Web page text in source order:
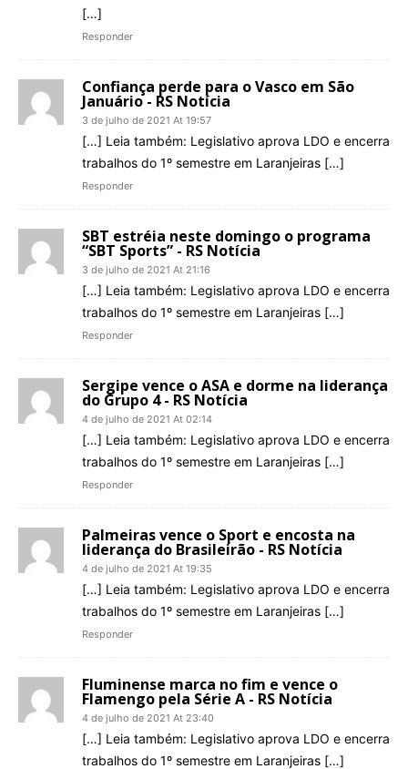
[…]
Responder
Confiança perde para o Vasco em São
Januário - RS Notícia
3 de julho de 2021 At 19:57
[…] Leia também: Legislativo aprova LDO e encerra
trabalhos do 1º semestre em Laranjeiras […]
Responder
SBT estréia neste domingo o programa
“SBT Sports” - RS Notícia
3 de julho de 2021 At 21:16
[…] Leia também: Legislativo aprova LDO e encerra
trabalhos do 1º semestre em Laranjeiras […]
Responder
Sergipe vence o ASA e dorme na liderança
do Grupo 4 - RS Notícia
4 de julho de 2021 At 02:14
[…] Leia também: Legislativo aprova LDO e encerra
trabalhos do 1º semestre em Laranjeiras […]
Responder
Palmeiras vence o Sport e encosta na
liderança do Brasileirão - RS Notícia
4 de julho de 2021 At 19:35
[…] Leia também: Legislativo aprova LDO e encerra
trabalhos do 1º semestre em Laranjeiras […]
Responder
Fluminense marca no fim e vence o
Flamengo pela Série A - RS Notícia
4 de julho de 2021 At 23:40
[…] Leia também: Legislativo aprova LDO e encerra
trabalhos do 1º semestre em Laranjeiras […]